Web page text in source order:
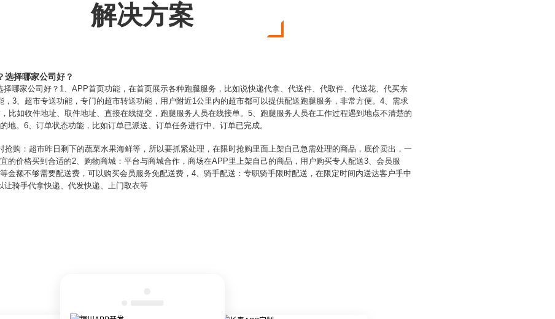
解决方案
选择哪家公司好？
哪家公司好？1、APP首页功能，在首页展示各种跑腿服务，比如说快递代拿、代送件、代取件、代送花、代买东
3、超市专送功能，专门的超市转送功能，用户附近1公里内的超市都可以提供配送跑腿服务，非常方便。4、需求
比如收件地址、取件地址、直接在线提交，跑腿服务人员在线接单。5、跑腿服务人员在工作过程遇到地点不清楚的
地。6、订单状态功能，比如订单已派送、订单任务进行中、订单已完成。
购：超市昨日剩下的蔬菜水果海鲜等，所以要抓紧处理，在限时抢购里面上架自己急需处理的商品，底价卖出，一
的价格买到合适的2、购物商城：平台与商城合作，商场在APP里上架自己的商品，用户购买专人配送3、会员服
金额不够需要配送费，可以购买会员服务免配送费，4、骑手配送：专职骑手限时配送，在限定时间内送达客户手中
骑手代拿快递、代发快递、上门取衣等